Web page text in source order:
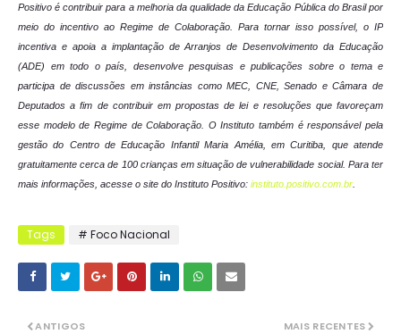
Positivo é contribuir para a melhoria da qualidade da Educação Pública do Brasil por
meio do incentivo ao Regime de Colaboração. Para tornar isso possível, o IP
incentiva e apoia a implantação de Arranjos de Desenvolvimento da Educação
(ADE) em todo o país, desenvolve pesquisas e publicações sobre o tema e
participa de discussões em instâncias como MEC, CNE, Senado e Câmara de
Deputados a fim de contribuir em propostas de lei e resoluções que favoreçam
esse modelo de Regime de Colaboração. O Instituto também é responsável pela
gestão do Centro de Educação Infantil Maria Amélia, em Curitiba, que atende
gratuitamente cerca de 100 crianças em situação de vulnerabilidade social. Para ter
mais informações, acesse o site do Instituto Positivo: instituto.positivo.com.br
Tags # Foco Nacional
MAIS RECENTES
ANTIGOS